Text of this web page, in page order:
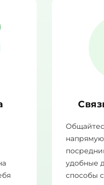
удобные
способы